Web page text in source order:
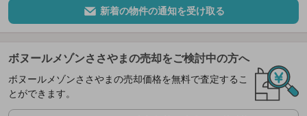
新着の物件の通知を受け取る
ボヌールメゾンささやまの売却をご検討中の方へ
ボヌールメゾンささやまの売却価格を無料で査定するこ
とができます。